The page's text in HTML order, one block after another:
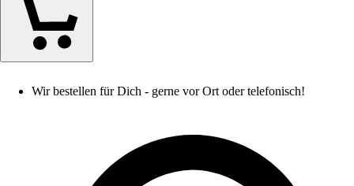
Wir bestellen für Dich - gerne vor Ort oder telefonisch!